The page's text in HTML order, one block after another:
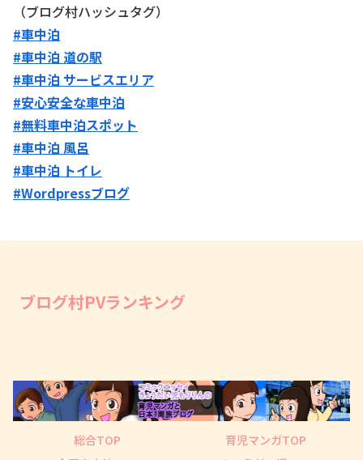
（ブログ村ハッシュタグ）
#車中泊
#車中泊 道の駅
#車中泊 サービスエリア
#安心安全な車中泊
#無料車中泊スポット
#車中泊 風呂
#車中泊 トイレ
#Wordpressブログ
ブログ村PVランキング
総合TOP
育児マンガTOP